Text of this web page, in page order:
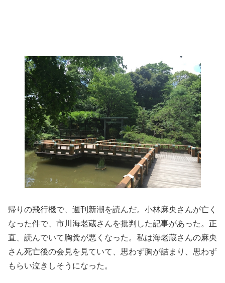
帰りの飛行機で、週刊新潮を読んだ。小林麻央さんが亡く
なった件で、市川海老蔵さんを批判した記事があった。正
直、読んでいて胸糞が悪くなった。私は海老蔵さんの麻央
さん死亡後の会見を見ていて、思わず胸が詰まり、思わず
もらい泣きしそうになった。